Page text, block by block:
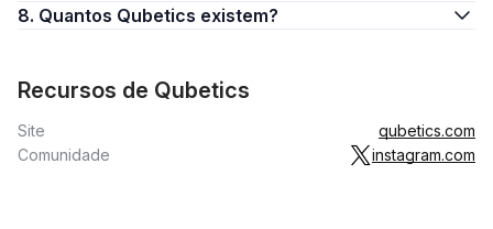
8. Quantos Qubetics existem?
Recursos de Qubetics
Site
qubetics.com
Comunidade
instagram.com